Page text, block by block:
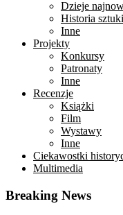
Dzieje
Historia sztuki
Inne
Projekty
Konkursy
Patronaty
Inne
Recenzje
Książki
Film
Wystawy
Inne
Ciekawostki
Multimedia
Breaking News